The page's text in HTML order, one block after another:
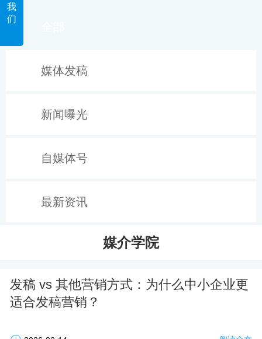
我
们
媒体发稿
新闻曝光
自媒体号
最新资讯
媒介学院
发稿 vs 其他营销方式：为什么中小企业更
适合发稿营销？